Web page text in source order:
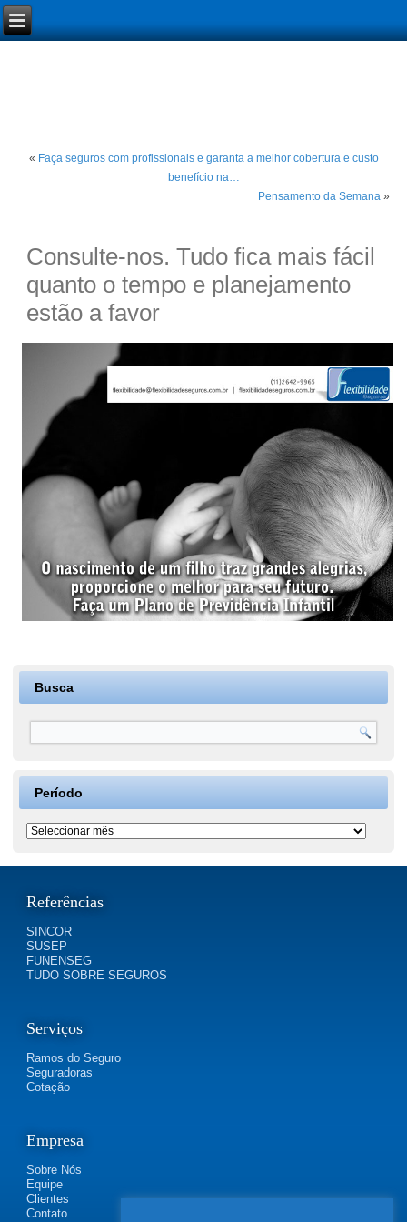
« Faça seguros com profissionais e garanta a melhor cobertura e custo
benefício na…
Pensamento da Semana»
Consulte-nos. Tudo fica mais fácil
quanto o tempo e planejamento
estão a favor
Busca
Período
Período
Referências
SINCOR
SUSEP
FUNENSEG
TUDO SOBRE SEGUROS
Serviços
Ramos do Seguro
Seguradoras
Cotação
Empresa
Sobre Nós
Equipe
Clientes
Contato